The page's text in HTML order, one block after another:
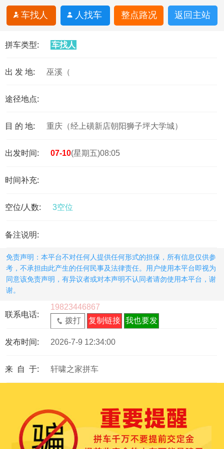
车找人 人找车 整点路况 返回主站
拼车类型: 车找人
出 发 地: 巫溪（
途径地点:
目 的 地: 重庆（经上磺新店朝阳狮子坪大学城）
出发时间: 07-10(星期五)08:05
时间补充:
空位/人数: 3空位
备注说明:
免责声明：本平台不对任何人提供任何形式的担保，所有信息仅供参
考，不承担由此产生的任何民事及法律责任。用户使用本平台即视为
同意该免责声明，有异议者或对本声明不认同者请勿使用本平台，谢
谢。
联系电话:
19823446867
拨打
复制链接 我也要发
发布时间: 2026-7-9 12:34:00
来 自 于: 轩啸之家拼车